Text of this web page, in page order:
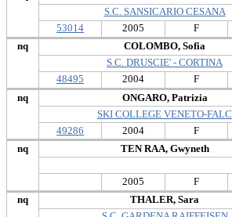
53014 2005 F
S.C. SANSICARIO CESANA
nq
48495
COLOMBO, Sofia
2004 F
S.C. DRUSCIE' - CORTINA
nq
49286
ONGARO, Patrizia
2004 F
SKI COLLEGE VENETO-FALC
nq
TEN RAA, Gwyneth
2005 F
nq
THALER, Sara